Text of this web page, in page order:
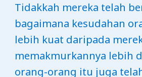
Tidakkah mereka telah
bagaimana kesudahan
lebih kuat daripada
memakmurkannya lebih
orang-orang itu juga